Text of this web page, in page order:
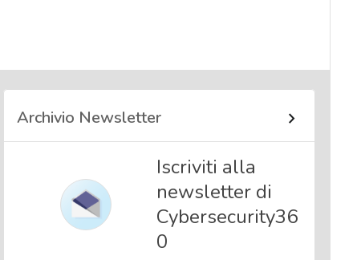
News,
attualità
Cyber
sicurezza
e privacy
Corsi
Archivio Newsletter
Iscriviti alla
newsletter di
Cybersecurity36
0